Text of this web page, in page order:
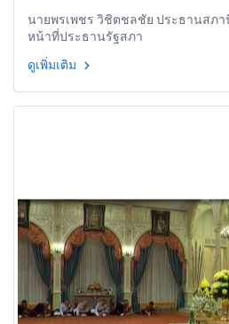
นายพรเพชร วิชิตชลชัย ประธานสภ
หน้าที่ประธานรัฐสภา
ดูเพิ่มเติม